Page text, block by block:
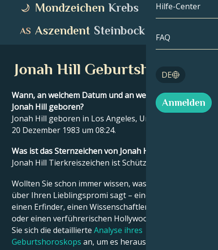
Löwe
Jungfrau
Schütze
Tarot
Engelszahlen
Hilfe-Center
FAQ
DE
English
Anmelden
Mondzeichen Krebs
Aszendent Steinbock
Jonah Hill Geburtshoroskop
Wann, an welchem Datum und an welchem Ort wurde
Jonah Hill geboren?
Jonah Hill geboren in Los Angeles, United States am
20 Dezember 1983 um 08:24.
Was ist das Sternzeichen von Jonah Hill?
Jonah Hill Tierkreiszeichen ist Schütze.
Wollten Sie schon immer wissen, was die Astrologie
über Ihren Lieblingspromi sagt – einen Politiker,
einen Erfinder, einen Wissenschaftler, einen Musiker
oder einen verführerischen Hollywood-Star? Sehen
Sie sich die detaillierte Analyse ihres
Geburtshoroskops an, um es herauszufinden!